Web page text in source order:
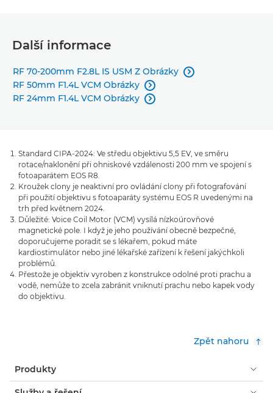
Další informace
RF 70-200mm F2.8L IS USM Z Obrázky 
RF 50mm F1.4L VCM Obrázky 
RF 24mm F1.4L VCM Obrázky 
Standard CIPA-2024: Ve středu objektivu 5,5 EV, ve směru
rotace/naklonění při ohniskové vzdálenosti 200 mm ve spojení s
fotoaparátem EOS R8.
Kroužek clony je neaktivní pro ovládání clony při fotografování
při použití objektivu s fotoaparáty systému EOS R uvedenými na
trh před květnem 2024.
Důležité: Voice Coil Motor (VCM) vysílá nízkoúrovňové
magnetické pole. I když je jeho používání obecně bezpečné,
doporučujeme poradit se s lékařem, pokud máte
kardiostimulátor nebo jiné lékařské zařízení k řešení jakýchkoli
problémů.
Přestože je objektiv vyroben z konstrukce odolné proti prachu a
vodě, nemůže to zcela zabránit vniknutí prachu nebo kapek vody
do objektivu.
Zpět nahoru
Produkty